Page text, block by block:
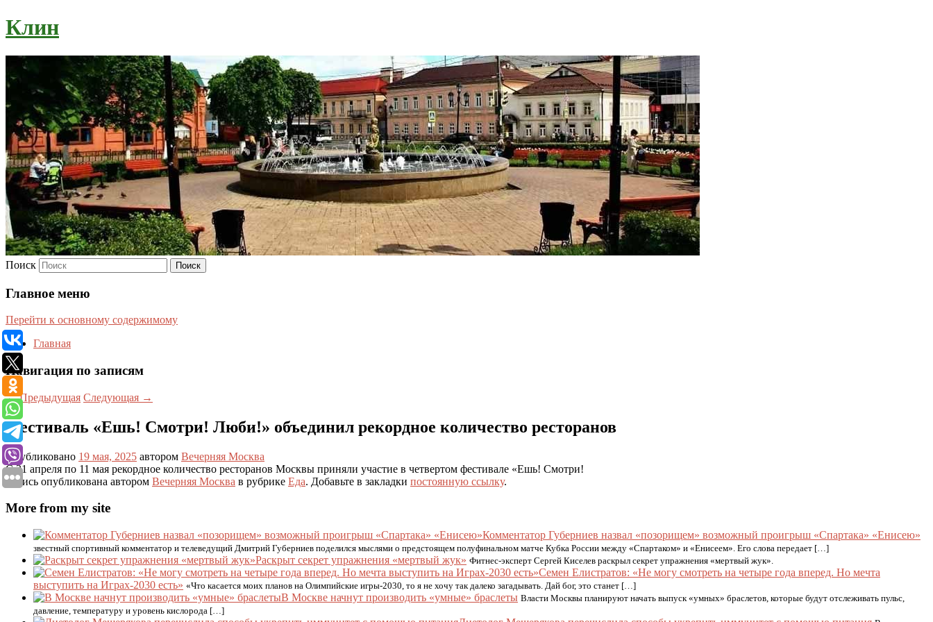
Клин
Поиск
Главное меню
Перейти к основному содержимому
Главная
Навигация по записям
←Предыдущая Следующая →
Фестиваль «Ешь! Смотри! Люби!» объединил рекордное количество ресторанов
Опубликовано 19 мая, 2025 автором Вечерняя Москва
С 21 апреля по 11 мая рекордное количество ресторанов Москвы приняли участие в четвертом фестивале «Ешь! Смотри!
Запись опубликована автором Вечерняя Москва в рубрике Еда. Добавьте в закладки постоянную ссылку.
More from my site
Комментатор Губерниев назвал «позорищем» возможный проигрыш «Спартака» «Енисею»
звестный спортивный комментатор и телеведущий Дмитрий Губерниев поделился мыслями о предстоящем полуфинальном матче Кубка России между «Спартаком» и «Енисеем». Его слова передает […]
Раскрыт секрет упражнения «мертвый жук» Фитнес-эксперт Сергей Киселев раскрыл секрет упражнения «мертвый жук».
Семен Елистратов: «Не могу смотреть на четыре года вперед. Но мечта
выступить на Играх-2030 есть» «Что касается моих планов на Олимпийские игры-2030, то я не хочу так далеко загадывать. Дай бог, это станет […]
В Москве начнут производить «умные» браслеты Власти Москвы планируют начать выпуск «умных» браслетов, которые будут отслеживать пульс,
давление, температуру и уровень кислорода […]